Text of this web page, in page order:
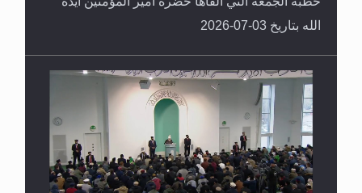
الله بتاريخ 03-07-2026